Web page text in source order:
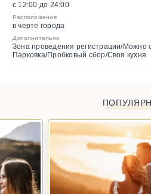
с 12:00 до 24:00
Расположение
в черте города
Дополнительно
Зона проведения регистрации/Можно
Парковка/Пробковый сбор/Своя кухня